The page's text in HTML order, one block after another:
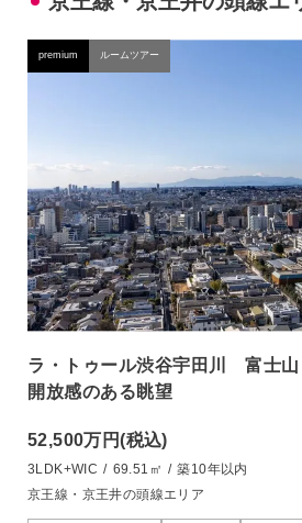
premium ルームツアー
ラ・トゥール渋谷宇田川 富士山
開放感のある眺望
52,500万円(税込)
3LDK+WIC / 69.51㎡ / 築10年以内
京王線・京王井の頭線エリア